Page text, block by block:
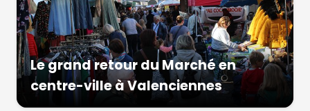
Le grand retour du Marché en
centre-ville à Valenciennes